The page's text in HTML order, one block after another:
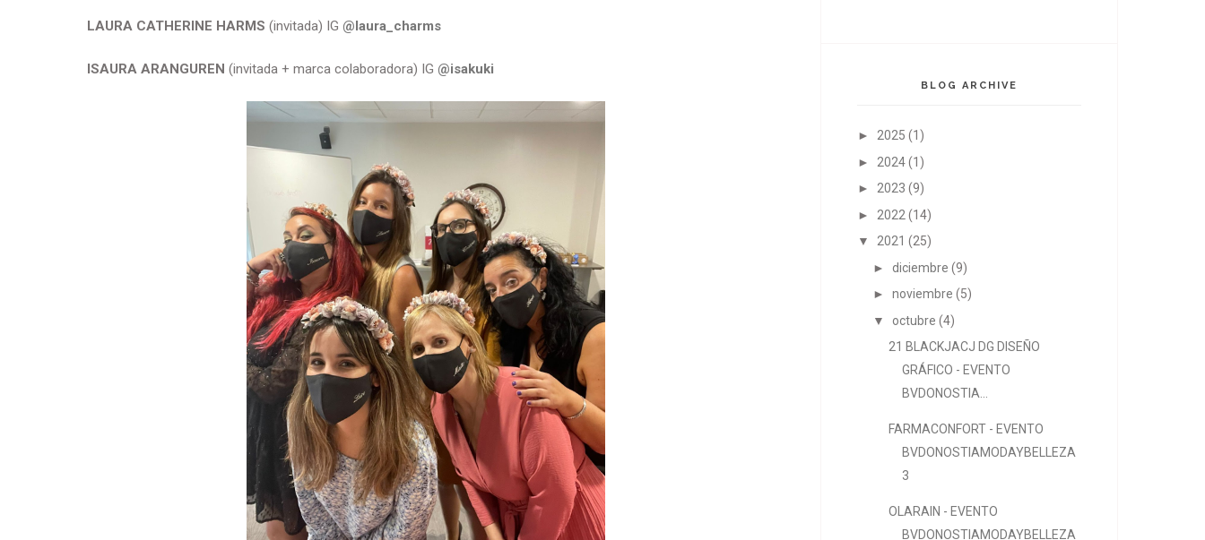
LAURA CATHERINE HARMS (invitada) IG @laura_charms
ISAURA ARANGUREN (invitada + marca colaboradora) IG @isakuki
BLOG ARCHIVE
► 2025 (1)
► 2024(1)
► 2023 (9)
► 2022 (14)
▼
2021 (25)
► diciembre (9)
► noviembre (5)
▼
octubre (4)
21 BLACKJACJ DG DISEÑO
GRÁFICO - EVENTO
BVDONOSTIA...
FARMACONFORT - EVENTO
BVDONOSTIAMODAYBELLEZA
3
OLARAIN - EVENTO
BVDONOSTIAMODAYBELLEZA